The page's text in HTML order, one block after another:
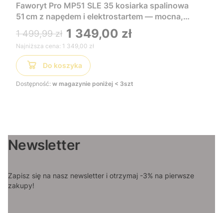
Faworyt Pro MP51 SLE 35 kosiarka spalinowa
51 cm z napędem i elektrostartem — mocna,
wygodna i łatwa w uruchomieniu, idealna do
dużych trawników
1 499,99 zł 1 349,00 zł
Najniższa cena: 1 349,00 zł
Do koszyka
Dostępność: w magazynie poniżej < 3szt
Newsletter
Zapisz się na nasz newsletter i otrzymaj -3% na pierwsze
zakupy!